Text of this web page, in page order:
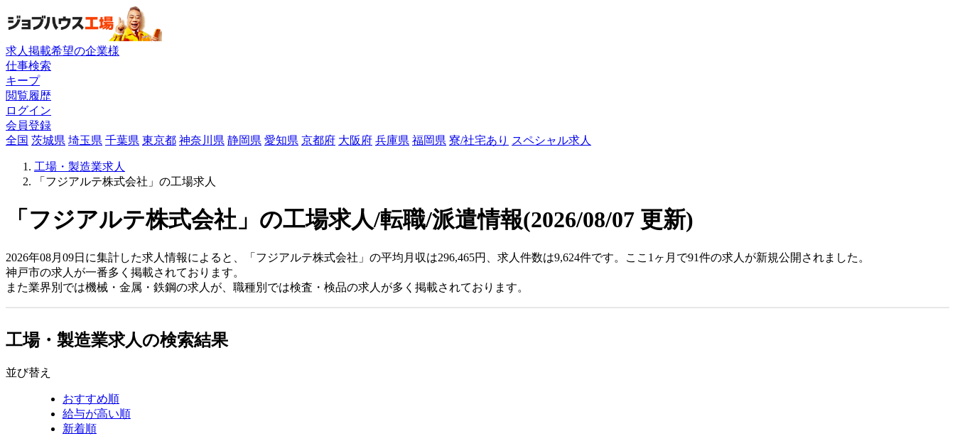
求人掲載希望の企業様
仕事検索
キープ
閲覧履歴
ログイン
会員登録
全国 茨城県 埼玉県 千葉県 東京都 神奈川県 静岡県 愛知県 京都府 大阪府 兵庫県 福岡県 寮/社宅あり スペシャル求人
工場・製造業求人
「フジアルテ株式会社」の工場求人
「フジアルテ株式会社」の工場求人/転職/派遣情報(2026/08/07 更新)
2026年08月09日に集計した求人情報によると、「フジアルテ株式会社」の平均月収は296,465円、求人件数は9,624件です。ここ1ヶ月で91件の求人が新規公開されました。
神戸市の求人が一番多く掲載されております。
また業界別では機械・金属・鉄鋼の求人が、職種別では検査・検品の求人が多く掲載されております。
工場・製造業求人の検索結果
並び替え
おすすめ順
給与が高い順
新着順